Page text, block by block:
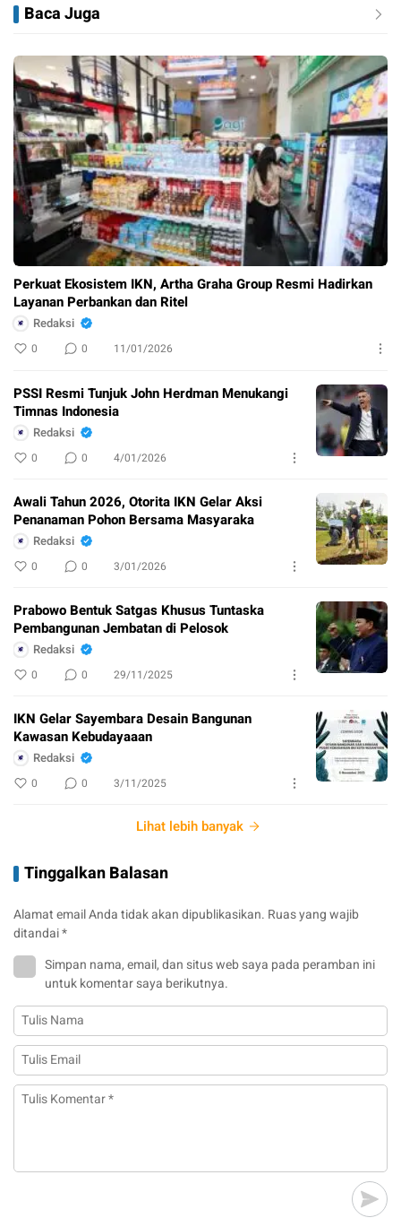
Baca Juga
Perkuat Ekosistem IKN, Artha Graha Group Resmi Hadirkan
Layanan Perbankan dan Ritel
Redaksi
0 0 11/01/2026
PSSI Resmi Tunjuk John Herdman Menukangi
Timnas Indonesia
Redaksi
0 0 4/01/2026
Awali Tahun 2026, Otorita IKN Gelar Aksi
Penanaman Pohon Bersama Masyaraka
Redaksi
0 0 3/01/2026
Prabowo Bentuk Satgas Khusus Tuntaska
Pembangunan Jembatan di Pelosok
Redaksi
0 0 29/11/2025
IKN Gelar Sayembara Desain Bangunan
Kawasan Kebudayaaan
Redaksi
0 0 3/11/2025
Lihat lebih banyak
Tinggalkan Balasan
Alamat email Anda tidak akan dipublikasikan. Ruas yang wajib
ditandai*
Simpan nama, email, dan situs web saya pada peramban ini
untuk komentar saya berikutnya.